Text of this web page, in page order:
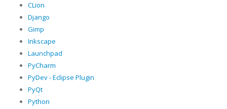
CLion
Django
Gimp
Inkscape
Launchpad
PyCharm
PyDev - Eclipse Plugin
PyQt
Python